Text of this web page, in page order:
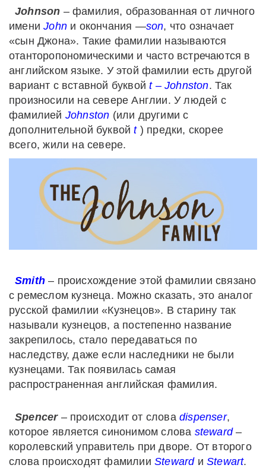
Johnson – фамилия, образованная от личного
имениJohn и окончания —son, что означает
«сын Джона». Такие фамилии называются
отанторопономическими и часто встречаются в
английском языке. У этой фамилии есть другой
вариант с вставной буквойt–Johnston. Так
произносили на севере Англии. У людей с
фамилией Johnston (или другими с
дополнительной буквойt) предки, скорее
всего, жили на севере.
Smith – происхождение этой фамилии связано
с ремеслом кузнеца. Можно сказать, это аналог
русской фамилии «Кузнецов». В старину так
называли кузнецов, а постепенно название
закрепилось, стало передаваться по
наследству, даже если наследники не были
кузнецами. Так появилась самая
распространенная английская фамилия.
Spencer – происходит от словаdispenser,
которое является синонимом слова steward –
королевский управитель при дворе. От второго
слова происходят фамилии Steward иStewart.